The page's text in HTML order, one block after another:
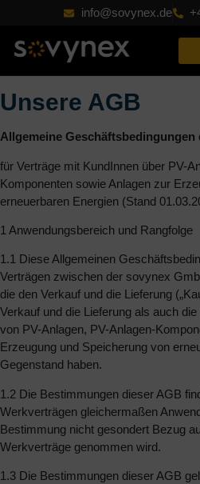
info@sovynex.de
AGB
Unsere AGB
Allgemeine Geschäftsbedingungen
für Verträge mit KundInnen über PV-
Komponenten sowie Anlagen zur
erneuerbaren Energien (Stand
1 Anwendungsbereich und Rangfolge
1.1 Diese Allgemeinen
Verträgen zwischen der sovynex
die den Verkauf und die Lieferung
Verkauf und die Lieferung als auch
von PV-Anlagen, PV-Anlagen-
Erzeugung und Speicherung von
Gegenstand haben.
1.2 Die Bestimmungen dieser AGB
Werkverträgen gleichermaßen
Bestimmung nicht gesondert Bezug
Werkverträge genommen wird.
1.3 Die Bestimmungen dieser AGB